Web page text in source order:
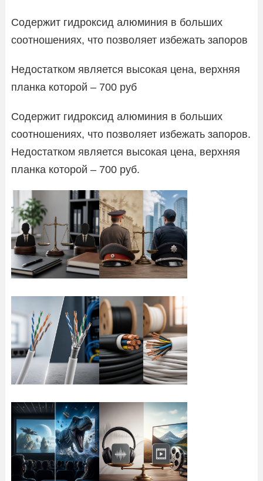
Содержит гидроксид алюминия в больших
соотношениях, что позволяет избежать запоров
Недостатком является высокая цена, верхняя
планка которой – 700 руб
Содержит гидроксид алюминия в больших
соотношениях, что позволяет избежать запоров.
Недостатком является высокая цена, верхняя
планка которой – 700 руб.